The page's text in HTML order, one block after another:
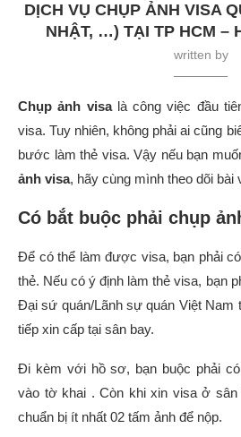
DỊCH VỤ CHỤP ẢNH VISA
NHẬT, …) TẠI TP HCM –
written by
Chụp ảnh visalà công việc đầu
visa. Tuy nhiên, không phải ai cũng
bước làm thẻ visa. Vậy nếu bạn
ảnh visa, hãy cùng mình theo dõi bài
Có bắt buộc phải chụp
Để có thể làm được visa, bạn phải
thẻ. Nếu có ý định làm thẻ visa, bạn
Đại sứ quán/Lãnh sự quán Việt Nam
tiếp xin cấp tại sân bay.
Đi kèm với hồ sơ, bạn buộc phải
vào tờ khai . Còn khi xin visa ở sân
chuẩn bị ít nhất 02 tấm ảnh để nộp.